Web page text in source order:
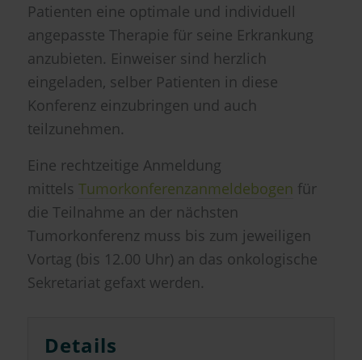
Patienten eine optimale und individuell
angepasste Therapie für seine Erkrankung
anzubieten. Einweiser sind herzlich
eingeladen, selber Patienten in diese
Konferenz einzubringen und auch
teilzunehmen.
Eine rechtzeitige Anmeldung
mittels Tumorkonferenzanmeldebogen für
die Teilnahme an der nächsten
Tumorkonferenz muss bis zum jeweiligen
Vortag (bis 12.00 Uhr) an das onkologische
Sekretariat gefaxt werden.
Details